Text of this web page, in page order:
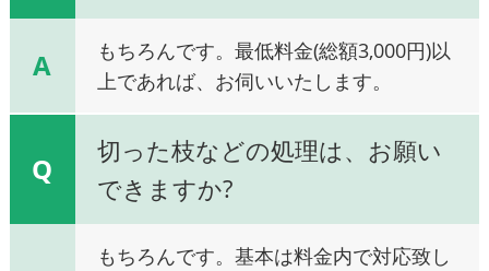
A
もちろんです。最低料金(総額3,000円)以
上であれば、お伺いいたします。
Q
切った枝などの処理は、お願い
できますか?
もちろんです。基本は料金内で対応致し